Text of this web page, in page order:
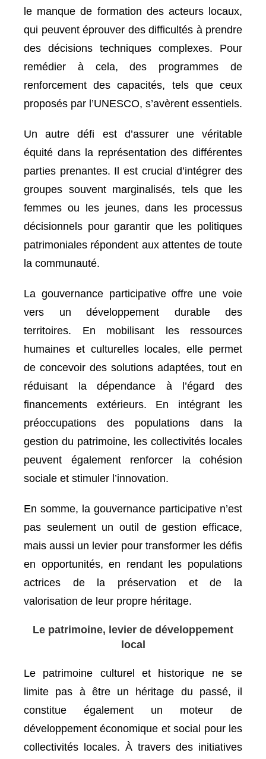
le manque de formation des acteurs locaux,
qui peuvent éprouver des difficultés à prendre
des décisions techniques complexes. Pour
remédier à cela, des programmes de
renforcement des capacités, tels que ceux
proposés par l’UNESCO, s’avèrent essentiels.
Un autre défi est d’assurer une véritable
équité dans la représentation des différentes
parties prenantes. Il est crucial d’intégrer des
groupes souvent marginalisés, tels que les
femmes ou les jeunes, dans les processus
décisionnels pour garantir que les politiques
patrimoniales répondent aux attentes de toute
la communauté.
La gouvernance participative offre une voie
vers un développement durable des
territoires. En mobilisant les ressources
humaines et culturelles locales, elle permet
de concevoir des solutions adaptées, tout en
réduisant la dépendance à l’égard des
financements extérieurs. En intégrant les
préoccupations des populations dans la
gestion du patrimoine, les collectivités locales
peuvent également renforcer la cohésion
sociale et stimuler l’innovation.
En somme, la gouvernance participative n’est
pas seulement un outil de gestion efficace,
mais aussi un levier pour transformer les défis
en opportunités, en rendant les populations
actrices de la préservation et de la
valorisation de leur propre héritage.
Le patrimoine, levier de développement
local
Le patrimoine culturel et historique ne se
limite pas à être un héritage du passé, il
constitue également un moteur de
développement économique et social pour les
collectivités locales. À travers des initiatives